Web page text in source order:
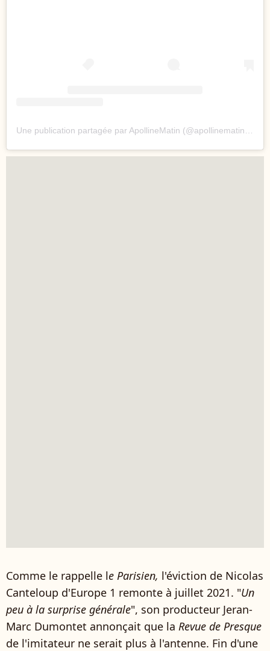
Comme le rappelle le Parisien, l'éviction de Nicolas
Canteloup d'Europe 1 remonte à juillet 2021. "Un
peu à la surprise générale", son producteur Jeran-
Marc Dumontet annonçait que la Revue de Presque
de l'imitateur ne serait plus à l'antenne. Fin d'une